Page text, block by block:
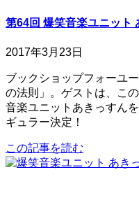
第64回 爆笑音楽ユニット
2017年3月23日
ブックショップフォーユ
の法則」。ゲストは、こ
音楽ユニットあきっすん
ギュラー決定！
この記事を読む